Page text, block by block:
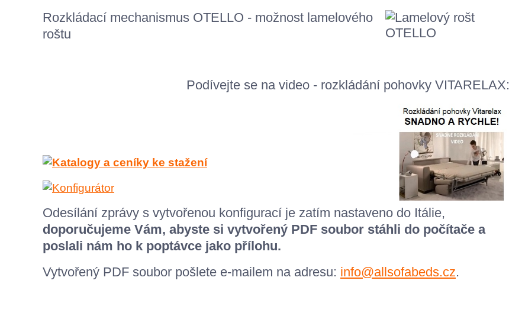
Rozkládací mechanismus OTELLO - možnost lamelového
roštu
Podívejte se na video - rozkládání pohovky VITARELAX:
Odesílání zprávy s vytvořenou konfigurací je zatím nastaveno do Itálie,
doporučujeme Vám, abyste si vytvořený PDF soubor stáhli do počítače a
poslali nám ho k poptávce jako přílohu.
Vytvořený PDF soubor pošlete e-mailem na adresu: info@allsofabeds.cz.